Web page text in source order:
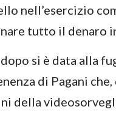
nell’esercizio
tutto il denaro
si è data alla
di Pagani
della